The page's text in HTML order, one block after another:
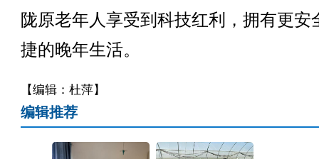
陇原老年人享受到科技红利，拥有更安
捷的晚年生活。
【编辑：杜萍】
编辑推荐